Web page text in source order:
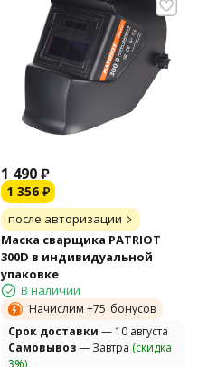
1 490₽
1 356 ₽
после авторизации
Маска сварщика PATRIOT
300D в индивидуальной
упаковке
В наличии
Начислим +75 бонусов
Cрок доставки — 10 августа
Самовывоз— Завтра (скидка
3%)